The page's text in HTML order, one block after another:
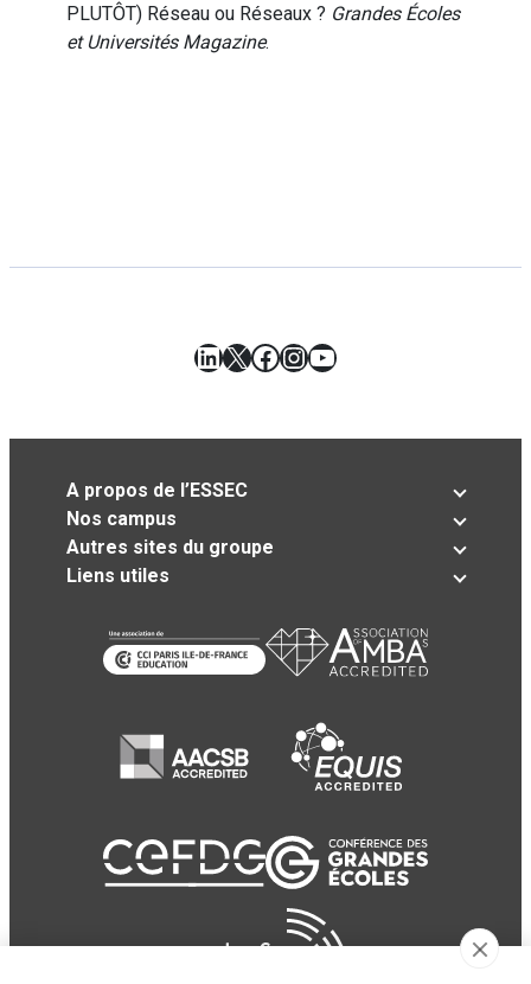
PLUTÔT) Réseau ou Réseaux ? Grandes Écoles
et Universités Magazine.
LinkedIn
X Facebook
Instagram
YouTube
A propos de l’ESSEC
Nos campus
Autres sites du groupe
Liens utiles